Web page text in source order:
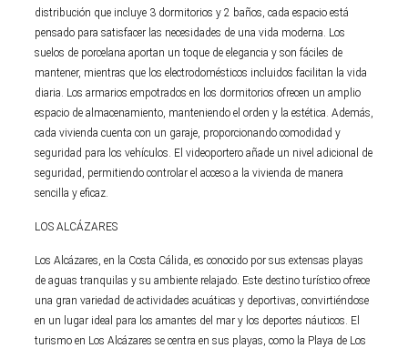
distribución que incluye 3 dormitorios y 2 baños, cada espacio está
pensado para satisfacer las necesidades de una vida moderna. Los
suelos de porcelana aportan un toque de elegancia y son fáciles de
mantener, mientras que los electrodomésticos incluidos facilitan la vida
diaria. Los armarios empotrados en los dormitorios ofrecen un amplio
espacio de almacenamiento, manteniendo el orden y la estética. Además,
cada vivienda cuenta con un garaje, proporcionando comodidad y
seguridad para los vehículos. El videoportero añade un nivel adicional de
seguridad, permitiendo controlar el acceso a la vivienda de manera
sencilla y eficaz.
LOS ALCÁZARES
Los Alcázares, en la Costa Cálida, es conocido por sus extensas playas
de aguas tranquilas y su ambiente relajado. Este destino turístico ofrece
una gran variedad de actividades acuáticas y deportivas, convirtiéndose
en un lugar ideal para los amantes del mar y los deportes náuticos. El
turismo en Los Alcázares se centra en sus playas, como la Playa de Los